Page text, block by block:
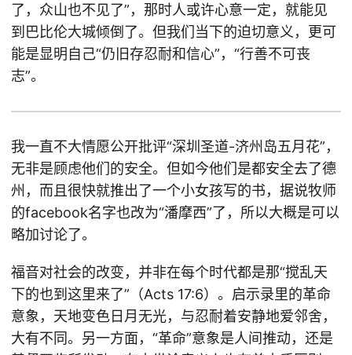
了，众山也不见了”，那时人或许心意一定，就能见
到巴比伦大城倾倒了。但我们当下的迫切意义，更可
能是显明自己“仍旧存忍耐和信心”，“行善不可丧
志”。
我一直不大情愿公开批评“深圳圣道-济州岛五月花”，
无非是顾虑他们的安全。但如今他们是都安全去了德
州，而且很快就推出了一个小女孩写的书，据说牧师
的facebook名字也改为“潘摩西”了，所以大概是可以
略加讨论了。
福音对社会的改变，并非在每个时代都是那“搅乱天
下的也到这里来了”（Acts 17:6）。启示录里的革命
意象，天地变色日月无光，与忍耐着安静地爱邻舍，
大有不同。另一方面，“革命”意象是人间推动，还是